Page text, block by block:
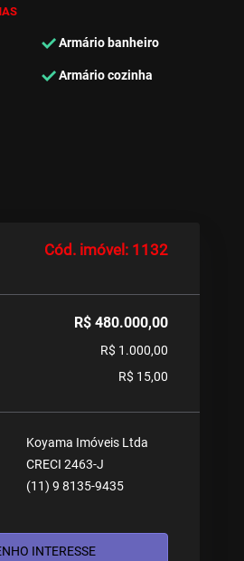
Armário banheiro
Armário cozinha
Cód. imóvel: 1132
R$ 480.000,00
R$ 1.000,00
R$ 15,00
Koyama Imóveis Ltda
CRECI 2463-J
(11) 9 8135-9435
TENHO INTERESSE